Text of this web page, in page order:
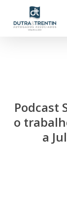
Podcast
o
a